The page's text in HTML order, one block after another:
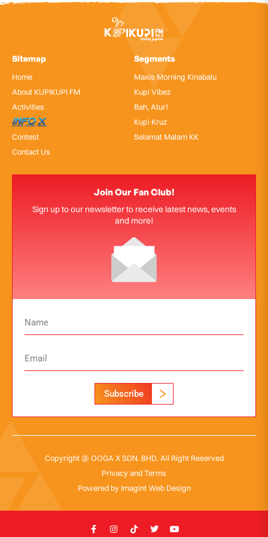
Sitemap
Home
About KUPIKUPI FM
Activities
InfoX
Contest
Contact Us
Segments
Maxis Morning Kinabalu
Kupi Vibez
Bah, Atur!
Kupi Kruz
Selamat Malam KK
Join Our Fan Club!
Sign up to our newsletter to receive latest news, events
and more!
Subscribe
Copyright @ OOGA X SDN. BHD. All Right Reserved
Privacy and Terms
Powered by Imagint Web Design